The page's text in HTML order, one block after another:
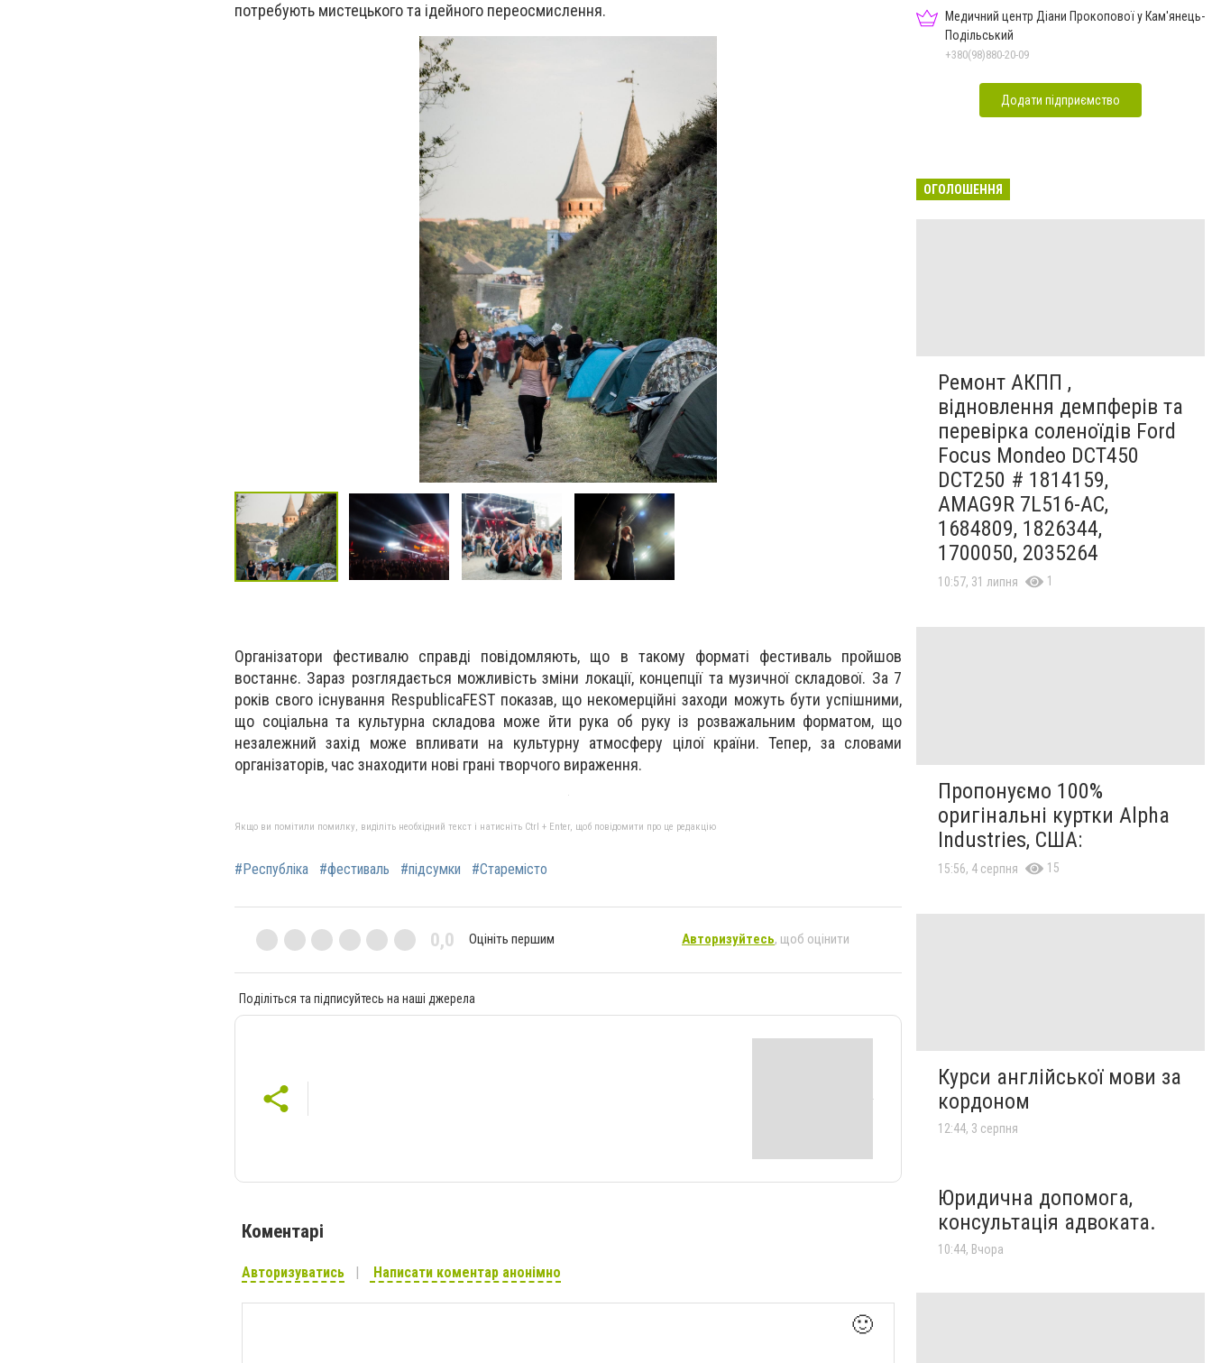
потребують мистецького та ідейного переосмислення.
Організатори фестивалю справді повідомляють, що в такому форматі фестиваль пройшов
востаннє. Зараз розглядається можливість зміни локації, концепції та музичної складової. За 7
років свого існування RespublicaFEST показав, що некомерційні заходи можуть бути успішними,
що соціальна та культурна складова може йти рука об руку із розважальним форматом, що
незалежний захід може впливати на культурну атмосферу цілої країни. Тепер, за словами
організаторів, час знаходити нові грані творчого вираження.
Якщо ви помітили помилку, виділіть необхідний текст і натисніть Ctrl + Enter, щоб повідомити про це редакцію
#Республіка #фестиваль #підсумки #Старемісто
0,0 Оцініть першим Авторизуйтесь, щоб оцінити
Поділіться та підписуйтесь на наші джерела
Коментарі
Авторизуватись Написати коментар анонімно
🙂
Медичний центр Діани Прокопової у Кам'янець-
Подільський
+380(98)880-20-09
Додати підприємство
ОГОЛОШЕННЯ
Ремонт АКПП ,
відновлення демпферів та
перевірка соленоїдів Ford
Focus Mondeo DCT450
DCT250 # 1814159,
AMAG9R 7L516-AC,
1684809, 1826344,
1700050, 2035264
10:57, 31 липня 1
Пропонуємо 100%
оригінальні куртки Alpha
Industries, США:
15:56, 4 серпня 15
Курси англійської мови за
кордоном
12:44, 3 серпня
Юридична допомога,
консультація адвоката.
10:44, Вчора